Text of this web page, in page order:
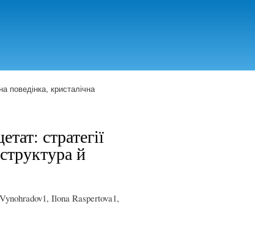
поведінка, кристалічна
стратегії
й
Ilona Raspertova1,